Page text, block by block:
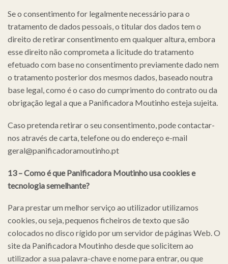
Se o consentimento for legalmente necessário para o
tratamento de dados pessoais, o titular dos dados tem o
direito de retirar consentimento em qualquer altura, embora
esse direito não comprometa a licitude do tratamento
efetuado com base no consentimento previamente dado nem
o tratamento posterior dos mesmos dados, baseado noutra
base legal, como é o caso do cumprimento do contrato ou da
obrigação legal a que a Panificadora Moutinho esteja sujeita.
Caso pretenda retirar o seu consentimento, pode contactar-
nos através de carta, telefone ou do endereço e-mail
geral@panificadoramoutinho.pt
13 – Como é quePanificadora Moutinhousa cookies e
tecnologia semelhante?
Para prestar um melhor serviço ao utilizador utilizamos
cookies, ou seja, pequenos ficheiros de texto que são
colocados no disco rígido por um servidor de páginas Web. O
site da Panificadora Moutinho desde que solicitem ao
utilizador a sua palavra-chave e nome para entrar, ou que